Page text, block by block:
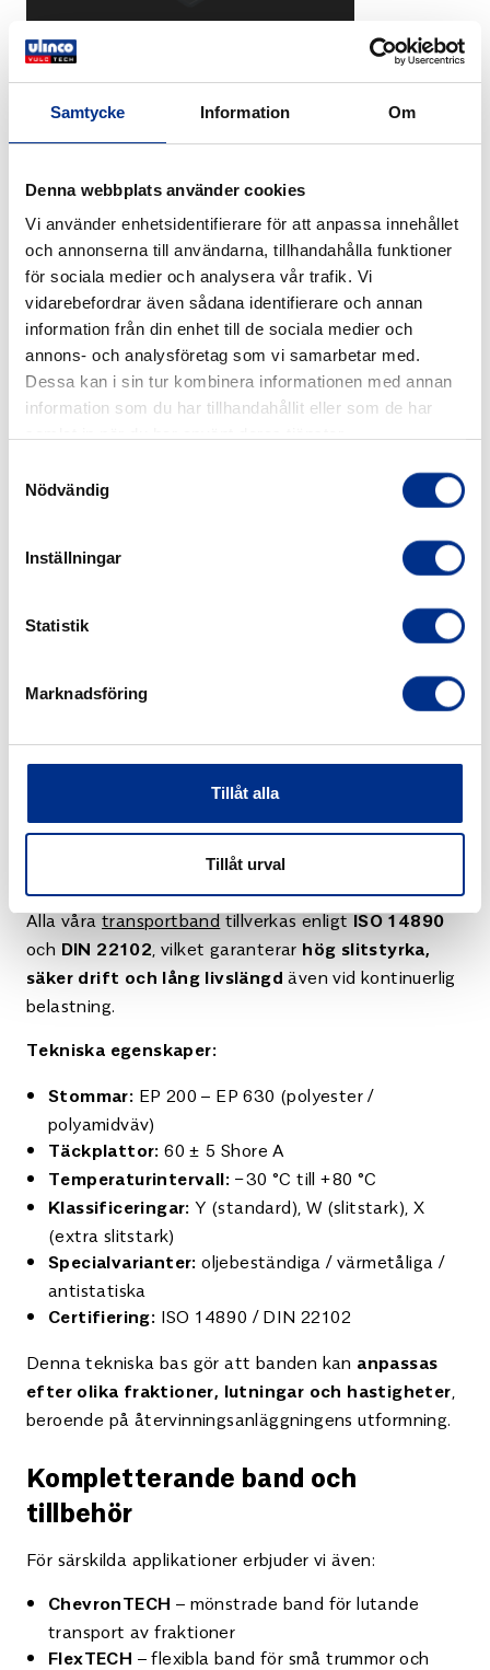
Samtycke Information Om
Denna webbplats använder cookies
Vi använder enhetsidentifierare för att anpassa innehållet
och annonserna till användarna, tillhandahålla funktioner
för sociala medier och analysera vår trafik. Vi
vidarebefordrar även sådana identifierare och annan
information från din enhet till de sociala medier och
annons- och analysföretag som vi samarbetar med.
Dessa kan i sin tur kombinera informationen med annan
information som du har tillhandahållit eller som de har
Nödvändig
Inställningar
Statistik
Marknadsföring
Tillåt alla
Tillåt urval
Läs mer eller få offert för
OilTECH – kemikalie- och
oljebeständigt band
Vid hantering avoljiga eller kemiskt aktiva
materialbehövs band som står emot nedbrytning.
DBP OilTECHär formulerat för att tåla kontinuerlig
exponering av oljor, fett och kemikalier — vanligt i
plaståtervinning, gödsel- eller biogasanläggningar.
Fördelar:
Hög resistens mot oljor, fett och kemikalier
Bibehåller elasticitet och grepp i oljiga miljöer
materialnedbrytning
Läs mer eller få offert förOilTECH.
Teknisk information
Alla våratransportbandtillverkas enligt ISO 14890
och DIN 22102 , vilket garanterar hög slitstyrka,
säker drift och lång livslängd även vid kontinuerlig
belastning.
Tekniska egenskaper:
Stommar: EP 200 – EP 630 (polyester /
polyamidväv)
Täckplattor: 60 ± 5 Shore A
Temperaturintervall: −30 °C till +80 °C
Klassificeringar: Y (standard), W (slitstark), X
(extra slitstark)
Specialvarianter: oljebeständiga / värmetåliga /
antistatiska
Certifiering: ISO 14890 / DIN 22102
Denna tekniska bas gör att banden kan anpassas
efter olika fraktioner, lutningar och hastigheter
beroende på återvinningsanläggningens utformning.
Kompletterande band och
tillbehör
För särskilda applikationer erbjuder vi även:
ChevronTECH – mönstrade band för lutande
transport av fraktioner
FlexTECH – flexibla band för små trummor och